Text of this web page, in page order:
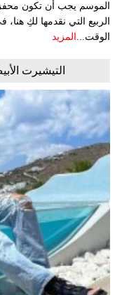
الموسم يجب أن تكون
الربيع التي نقدمها لكِ
الوقت... المزيد
التيشيرت